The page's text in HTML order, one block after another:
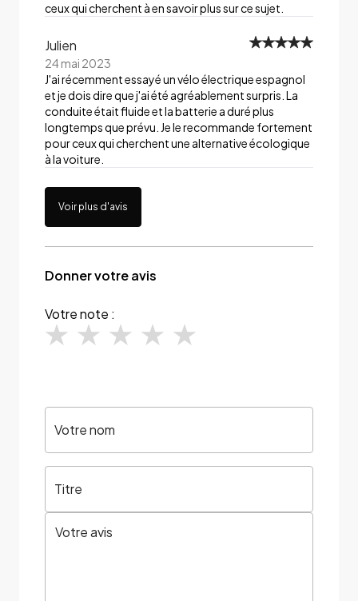
ceux qui cherchent à en savoir plus sur ce sujet.
Julien
24 mai 2023
J'ai récemment essayé un vélo électrique espagnol
et je dois dire que j'ai été agréablement surpris. La
conduite était fluide et la batterie a duré plus
longtemps que prévu. Je le recommande fortement
pour ceux qui cherchent une alternative écologique
à la voiture.
Voir plus d'avis
Donner votre avis
Votre note :
Votre nom
Titre